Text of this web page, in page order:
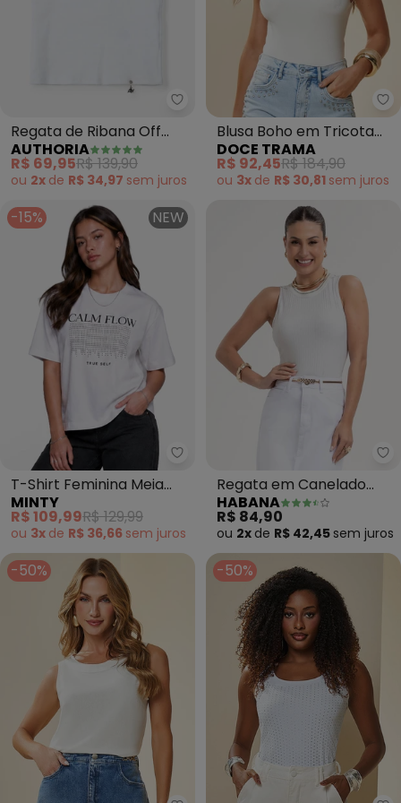
Authoria - Regata de Ribana
Regata de Ribana Off
White (Branco)
AUTHORIA
R$ 69,95R$ 139,90
ou 2x de R$ 34,97 sem juros
Blusa Boho em Tricota
(Branco)
DOCE TRAMA
R$ 92,45R$ 184,90
ou 3x de R$ 30,81 sem juros
-15% NEW
Minty - T-Shirt Feminina Meia
T-Shirt Feminina Meia
Malha com Estampa
(Branco)
MINTY
R$ 109,99R$ 129,99
ou 3x de R$ 36,66 sem juros
Regata em Canelado
(Branco )
HABANA
R$ 84,90
ou 2x de R$ 42,45 sem juros
-50% -50%